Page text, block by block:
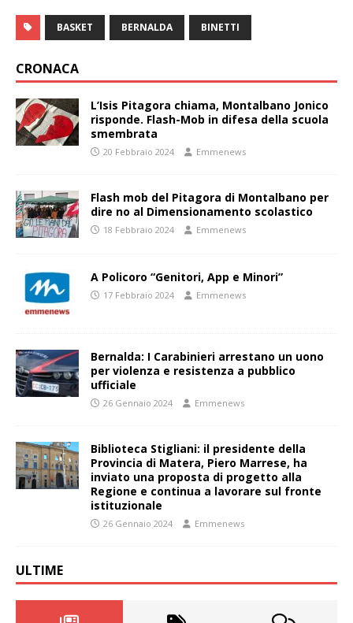
BASKET BERNALDA BINETTI
CRONACA
L’Isis Pitagora chiama, Montalbano Jonico
risponde. Flash-Mob in difesa della scuola
smembrata
20 Febbraio 2024 Emmenews
Flash mob del Pitagora di Montalbano per
dire no al Dimensionamento scolastico
18 Febbraio 2024 Emmenews
A Policoro “Genitori, App e Minori”
17 Febbraio 2024 Emmenews
Bernalda: I Carabinieri arrestano un uono
per violenza e resistenza a pubblico
ufficiale
26 Gennaio 2024 Emmenews
Biblioteca Stigliani: il presidente della
Provincia di Matera, Piero Marrese, ha
inviato una proposta di progetto alla
Regione e continua a lavorare sul fronte
istituzionale
26 Gennaio 2024 Emmenews
ULTIME